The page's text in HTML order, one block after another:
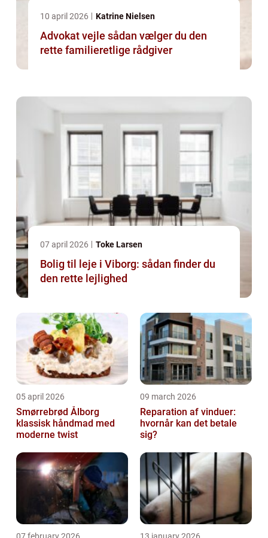
10 april 2026 Katrine Nielsen
Advokat vejle sådan vælger du den
rette familieretlige rådgiver
07 april 2026 Toke Larsen
Bolig til leje i Viborg: sådan finder du
den rette lejlighed
05 april 2026
Smørrebrød Ålborg
klassisk håndmad med
moderne twist
09 march 2026
Reparation af vinduer:
hvornår kan det betale
sig?